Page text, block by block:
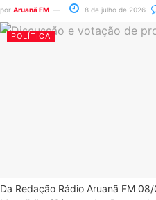
por Aruanã FM 8 de julho de 2026
POLÍTICA
Da Redação Rádio Aruanã FM